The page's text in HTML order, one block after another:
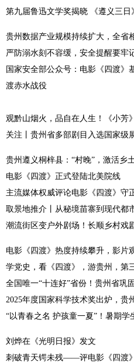
第九届鲁迅文学奖揭晓 《遵义三日
贵州数据产业规模持续扩大，全省
严防溺水刻不容缓，安全提醒要牢
国家安全部公众号：电影《四渡》
渡赤水战役
观黔山烟火，品自在人生！《小芳
关注丨贵州省多部剧目入选国家级
贵州遵义桐梓县：“村晚”，激活乡
电影《四渡》正式登陆北美院线
主流媒体权威评论电影《四渡》守
取景地推介丨从秘境苗寨到现代都
潮流街区变户外剧场！长顺乡村戏
电影《四渡》热度持续攀升，影片
学党史，看《四渡》，游贵州，第
全国唯一“十连好”省份！贵州省巩
2025年度国家科学技术奖出炉，贵
“以青春之名 护孩童一夏”！暑期
刘烨在《光明日报》发文
刺破青天锷未残——评电影《四渡